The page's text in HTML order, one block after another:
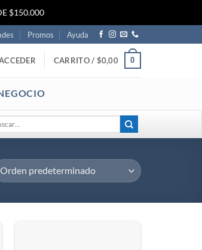
$150.000
Promos Ayuda
CARRITO / $0,00 0